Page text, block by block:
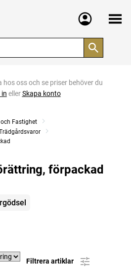
Meny
oss och se priser behöver du
ellerSkapa konto
och Fastighet
förpackad
Filtrera artiklar